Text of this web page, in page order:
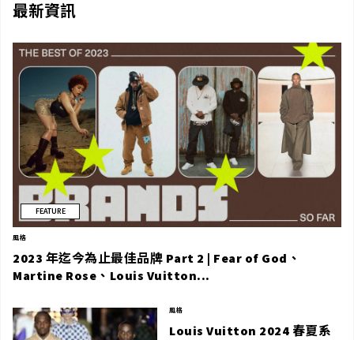
最新資訊
FEATURE
風格
2023 年迄今為止最佳品牌 Part 2 | Fear of God、
Martine Rose、Louis Vuitton...
風格
Louis Vuitton 2024 春夏系